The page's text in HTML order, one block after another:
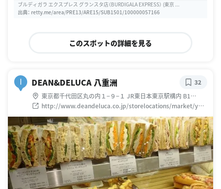
ブルディガラ エクスプレス グランスタ店（BURDIGALA EXPRESS） (東京 ...
出典： retty.me/area/PRE13/ARE15/SUB1501/100000057166
このスポットの詳細を見る
DEAN&DELUCA 八重洲
東京都千代田区丸の内１−９−１ JR東日本東京駅構内 B1
GranSta内
http://www.deandeluca.co.jp/storelocations/market/yae
su/
32